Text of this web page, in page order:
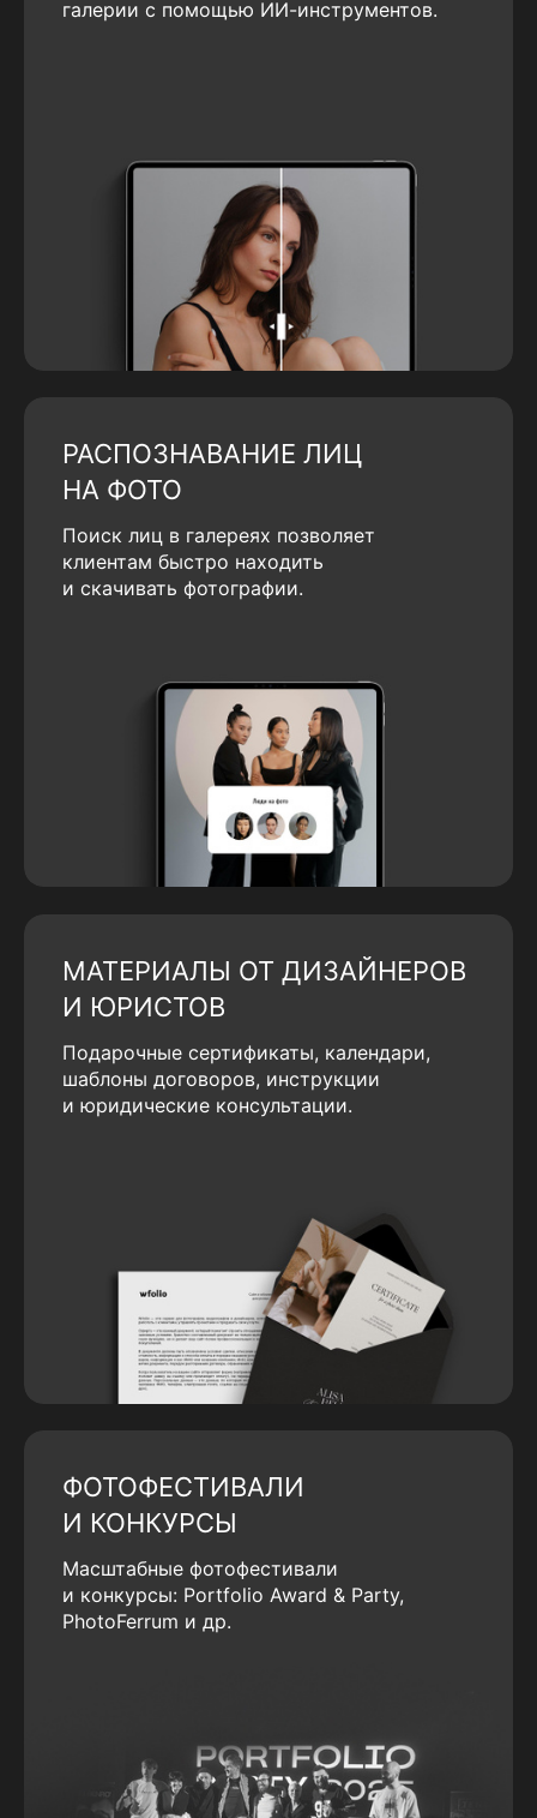
галерии с помощью ИИ-инструментов.
РАСПОЗНАВАНИЕ ЛИЦ
НА ФОТО
Поиск лиц в галереях позволяет
клиентам быстро находить
и скачивать фотографии.
МАТЕРИАЛЫ ОТ ДИЗАЙНЕРОВ
И ЮРИСТОВ
Подарочные сертификаты, календари,
шаблоны договоров, инструкции
и юридические консультации.
ФОТОФЕСТИВАЛИ
И КОНКУРСЫ
Масштабные фотофестивали
и конкурсы: Portfolio Award & Party,
PhotoFerrum и др.